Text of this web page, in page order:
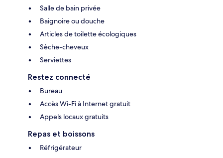
Salle de bain privée
Baignoire ou douche
Articles de toilette écologiques
Sèche-cheveux
Serviettes
Restez connecté
Bureau
Accès Wi-Fi à Internet gratuit
Appels locaux gratuits
Repas et boissons
Réfrigérateur